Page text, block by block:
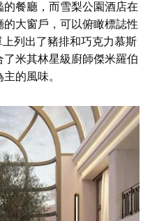
餐廳，而雪梨公園酒店在
大窗戶，可以俯瞰標誌性
列出了豬排和巧克力慕斯
米其林星級廚師傑米羅伯
的風味。